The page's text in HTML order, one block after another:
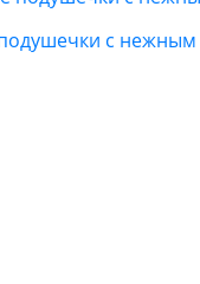
с